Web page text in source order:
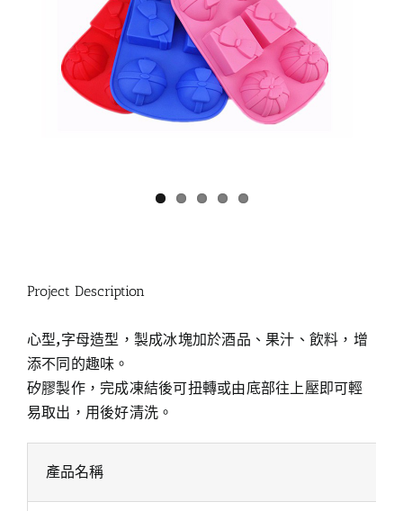
Project Description
心型,字母造型，製成冰塊加於酒品、果汁、飲料，增
添不同的趣味。
矽膠製作，完成凍結後可扭轉或由底部往上壓即可輕
易取出，用後好清洗。
產品名稱